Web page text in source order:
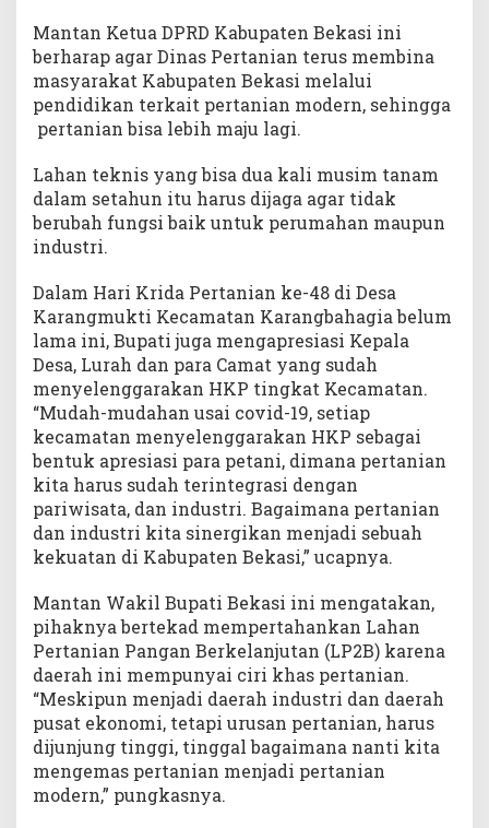
Mantan Ketua DPRD Kabupaten Bekasi ini
berharap agar Dinas Pertanian terus membina
masyarakat Kabupaten Bekasi melalui
pendidikan terkait pertanian modern, sehingga
pertanian bisa lebih maju lagi.
Lahan teknis yang bisa dua kali musim tanam
dalam setahun itu harus dijaga agar tidak
berubah fungsi baik untuk perumahan maupun
industri.
Dalam Hari Krida Pertanian ke-48 di Desa
Karangmukti Kecamatan Karangbahagia belum
lama ini, Bupati juga mengapresiasi Kepala
Desa, Lurah dan para Camat yang sudah
menyelenggarakan HKP tingkat Kecamatan.
“Mudah-mudahan usai covid-19, setiap
kecamatan menyelenggarakan HKP sebagai
bentuk apresiasi para petani, dimana pertanian
kita harus sudah terintegrasi dengan
pariwisata, dan industri. Bagaimana pertanian
dan industri kita sinergikan menjadi sebuah
kekuatan di Kabupaten Bekasi,” ucapnya.
Mantan Wakil Bupati Bekasi ini mengatakan,
pihaknya bertekad mempertahankan Lahan
Pertanian Pangan Berkelanjutan (LP2B) karena
daerah ini mempunyai ciri khas pertanian.
“Meskipun menjadi daerah industri dan daerah
pusat ekonomi, tetapi urusan pertanian, harus
dijunjung tinggi, tinggal bagaimana nanti kita
mengemas pertanian menjadi pertanian
modern,” pungkasnya.